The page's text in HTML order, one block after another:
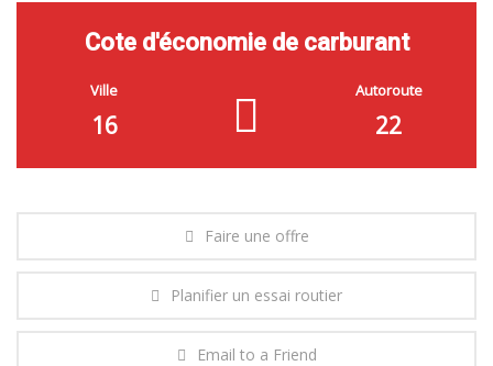
Cote d'économie de carburant
Ville
16
Autoroute
22
Faire une offre
Planifier un essai routier
Email to a Friend